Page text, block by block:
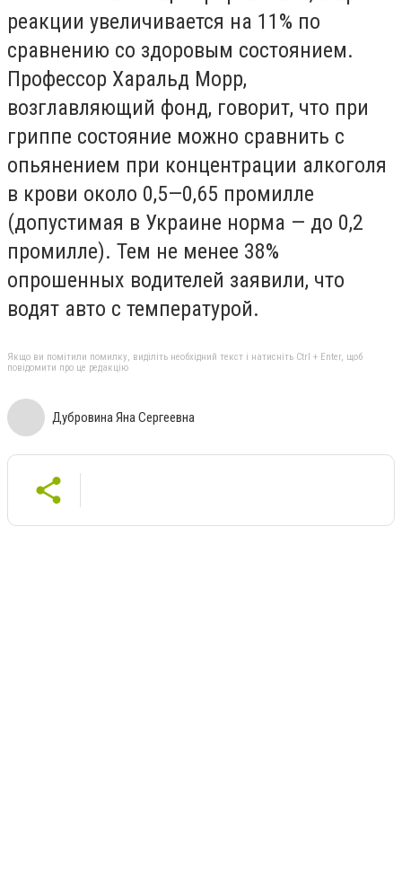
реакции увеличивается на 11% по
сравнению со здоровым состоянием.
Профессор Харальд Морр,
возглавляющий фонд, говорит, что при
гриппе состояние можно сравнить с
опьянением при концентрации алкоголя
в крови около 0,5—0,65 промилле
(допустимая в Украине норма — до 0,2
промилле). Тем не менее 38%
опрошенных водителей заявили, что
водят авто с температурой.
Якщо ви помітили помилку, виділіть необхідний текст і натисніть Ctrl + Enter, щоб
повідомити про це редакцію
Дубровина Яна Сергеевна